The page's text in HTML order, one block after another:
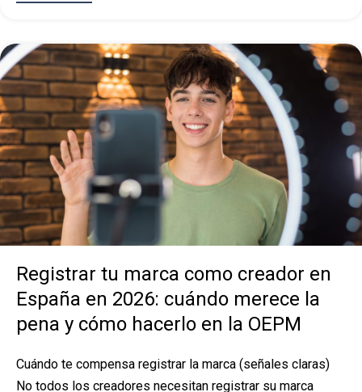
Registrar tu marca como creador en
España en 2026: cuándo merece la
pena y cómo hacerlo en la OEPM
Cuándo te compensa registrar la marca (señales claras)
No todos los creadores necesitan registrar su marca